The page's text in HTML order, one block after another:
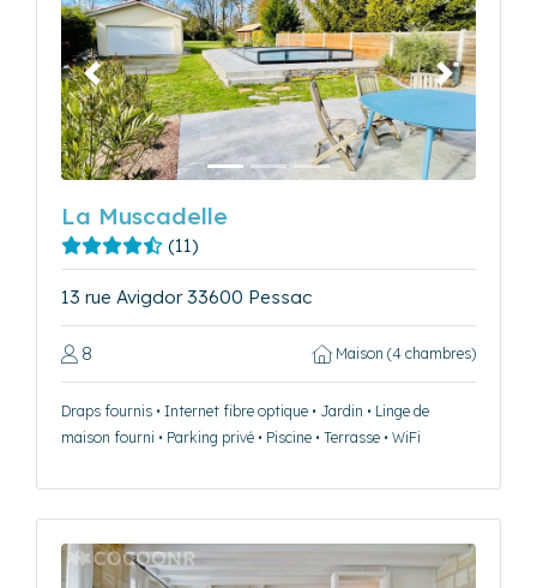
Précédent Suivant
La Muscadelle
(11)
13 rue Avigdor 33600 Pessac
8 Maison (4 chambres)
Draps fournis • Internet fibre optique • Jardin • Linge de
maison fourni • Parking privé • Piscine • Terrasse • WiFi